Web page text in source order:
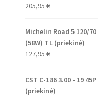
205,95 €
Michelin Road 5 120/70
(58W) TL (priekinė)
127,95 €
CST C-186 3.00 - 19
(priekinė)